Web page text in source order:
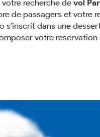
votre recherche de vol
de passagers et votre
s'inscrit dans une
votre